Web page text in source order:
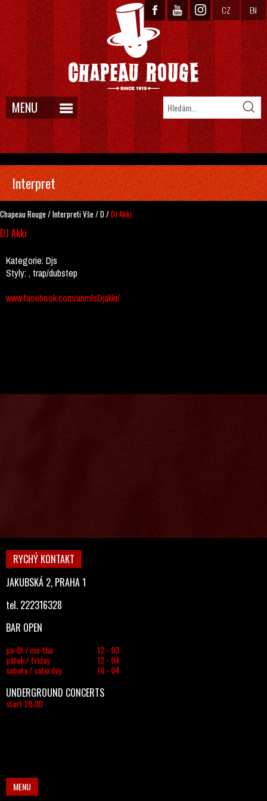
CZ EN
MENU
Interpret
Chapeau Rouge /InterpretiVše /D/DJ Akki
DJ Akki
Kategorie:Djs
Styly:, trap/dubstep
www.facebook.com/anmlsDjakki/
RYCHÝ KONTAKT
JAKUBSKÁ 2, PRAHA 1
tel. 222316328
BAR OPEN
po-čt / mo-thu
12 - 03
pátek / friday
12 - 04
sobota / saturday
16 - 04
UNDERGROUND CONCERTS
start 20.00
MENU